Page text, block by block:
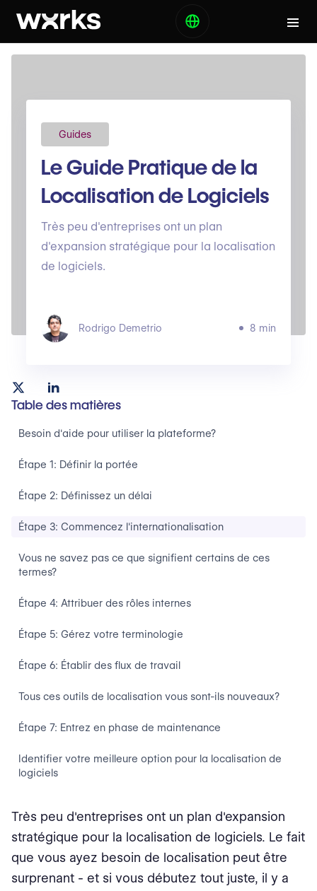
Guides
Le Guide Pratique de la
Localisation de Logiciels
Très peu d'entreprises ont un plan
d'expansion stratégique pour la localisation
de logiciels.
Rodrigo Demetrio 8 min
Table des matières
Besoin d'aide pour utiliser la plateforme?
Étape 1: Définir la portée‍
Étape 2: Définissez un délai
Étape 3: Commencez l'internationalisation
Vous ne savez pas ce que signifient certains de ces
termes?
Étape 4: Attribuer des rôles internes
Étape 5: Gérez votre terminologie‍
Étape 6: Établir des flux de travail‍
Tous ces outils de localisation vous sont-ils nouveaux?
Étape 7: Entrez en phase de maintenance
Identifier votre meilleure option pour la localisation de
logiciels
Très peu d'entreprises ont un plan d'expansion
stratégique pour la localisation de logiciels. Le fait
que vous ayez besoin de localisation peut être
surprenant - et si vous débutez tout juste, il y a